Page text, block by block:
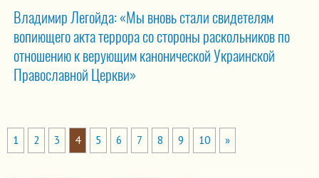
Владимир Легойда: «Мы вновь стали свидетелям
вопиющего акта террора со стороны раскольников по
отношению к верующим канонической Украинской
Православной Церкви»
1 2 3 4 5 6 7 8 9 10 »